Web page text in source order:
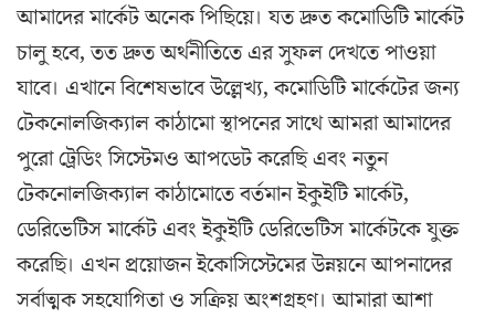
আমাদের মার্কেট অনেক পিছিয়ে। যত দ্রুত কমোডিটি মার্কেট
চালু হবে, তত দ্রুত অর্থনীতিতে এর সুফল দেখতে পাওয়া
যাবে। এখানে বিশেষভাবে উল্লেখ্য, কমোডিটি মার্কেটের জন্য
টেকনোলজিক্যাল কাঠামো স্থাপনের সাথে আমরা আমাদের
পুরো ট্রেডিং সিস্টেমও আপডেট করেছি এবং নতুন
টেকনোলজিক্যাল কাঠামোতে বর্তমান ইকুইটি মার্কেট,
ডেরিভেটিস মার্কেট এবং ইকুইটি ডেরিভেটিস মার্কেটকে যুক্ত
করেছি। এখন প্রয়োজন ইকোসিস্টেমের উন্নয়নে আপনাদের
সর্বাত্মক সহযোগিতা ও সক্রিয় অংশগ্রহণ। আমারা আশা